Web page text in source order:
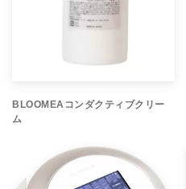
BLOOMEAコンダクティブクリー
ム